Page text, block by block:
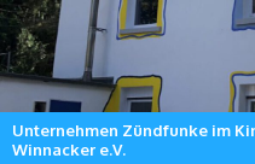
Unternehmen Zündfunke im
Winnacker e.V.